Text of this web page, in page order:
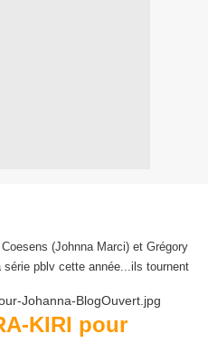
(Johnna Marci) et Grégory
pblv cette année...ils tournent
KIRI pour